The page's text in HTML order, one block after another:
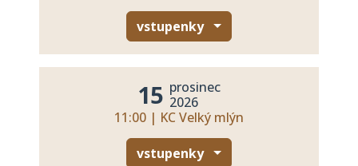
vstupenky
15 prosinec
2026
11:00 | KC Velký mlýn
vstupenky